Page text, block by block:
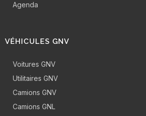
Agenda
VÉHICULES GNV
Voitures GNV
Utilitaires GNV
Camions GNV
Camions GNL